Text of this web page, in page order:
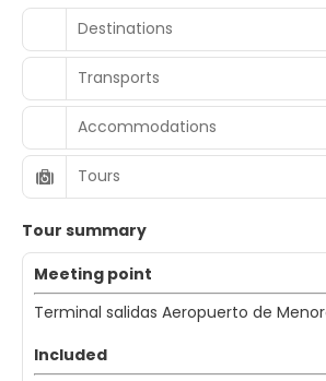
Destinations
Transports
Accommodations
Tours
Tour summary
Meeting point
Terminal salidas Aeropuerto de
Included